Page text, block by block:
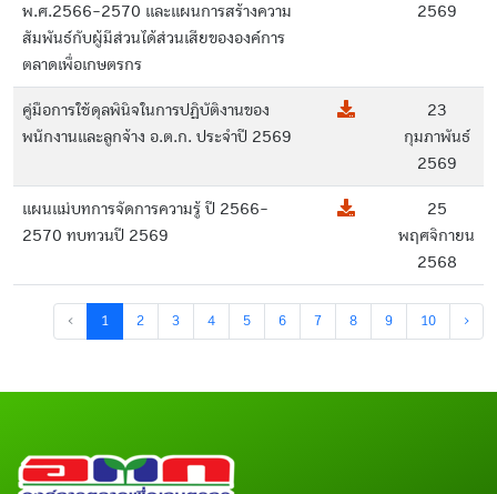
พ.ศ.2566-2570 และแผนการสร้างความ
สัมพันธ์กับผู้มีส่วนได้ส่วนเสียขององค์การ
ตลาดเพื่อเกษตรกร
2569
คู่มือการใช้ดุลพินิจในการปฏิบัติงานของ
พนักงานและลูกจ้าง อ.ต.ก. ประจำปี 2569
23
กุมภาพันธ์
2569
แผนแม่บทการจัดการความรู้ ปี 2566-
2570 ทบทวนปี 2569
25
พฤศจิกายน
2568
‹ 1 2 3 4 5 6 7 8 9 10 ›